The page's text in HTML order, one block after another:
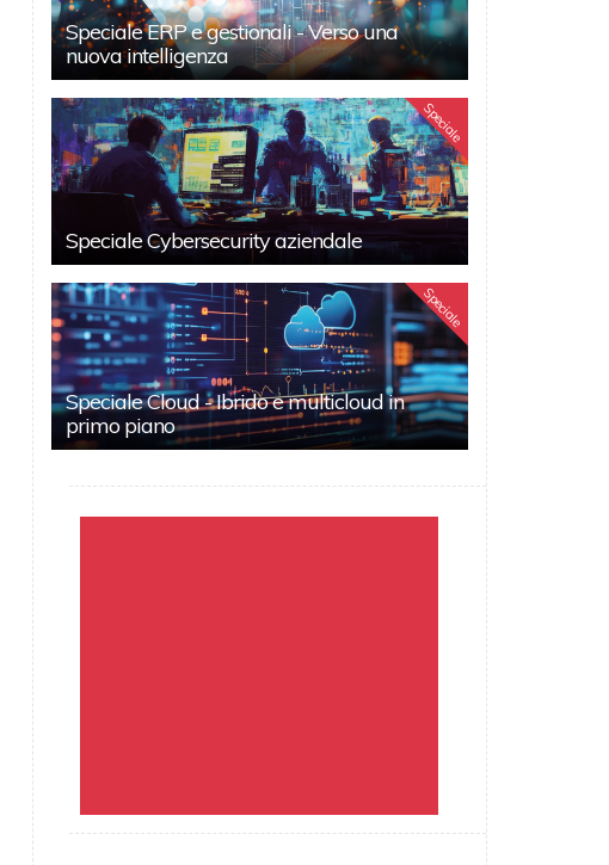
Speciale ERP e gestionali - Verso una
nuova intelligenza
Speciale
Speciale Cybersecurity aziendale
Speciale
Speciale Cloud - Ibrido e multicloud in
primo piano